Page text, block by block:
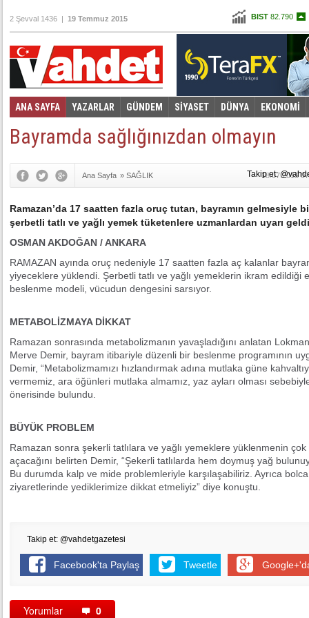
BIST 82.790
Altın97,867
Dolar 2,6530
Euro 2,8921
2 Şevval 1436 | 19 Temmuz 2015
ANA SAYFA YAZARLAR GÜNDEM SİYASET DÜNYA EKONOMİ
Foto Galeri Video Galeri
Bayramda sağlığınızdan olmayın
Ana Sayfa » SAĞLIK 18.07.2015
Ramazan’da 17 saatten fazla oruç tutan, bayramın gelmesiyle
şerbetli tatlı ve yağlı yemek tüketenlere uzmanlardan uyarı
OSMAN AKDOĞAN / ANKARA
RAMAZAN ayında oruç nedeniyle 17 saatten fazla aç kalanlar
yiyeceklere yüklendi. Şerbetli tatlı ve yağlı yemeklerin ikram edildiği
beslenme modeli, vücudun dengesini sarsıyor.
METABOLİZMAYA DİKKAT
Ramazan sonrasında metabolizmanın yavaşladığını anlatan
Merve Demir, bayram itibariyle düzenli bir beslenme programının
Demir, “Metabolizmamızı hızlandırmak adına mutlaka güne
vermemiz, ara öğünleri mutlaka almamız, yaz ayları olması
önerisinde bulundu.
BÜYÜK PROBLEM
Ramazan sonra şekerli tatlılara ve yağlı yemeklere yüklenmenin
açacağını belirten Demir, “Şekerli tatlılarda hem doymuş yağ
Bu durumda kalp ve mide problemleriyle karşılaşabiliriz. Ayrıca
ziyaretlerinde yediklerimize dikkat etmeliyiz” diye konuştu.
Takip et: @vahdetgazetesi
Facebook'ta Paylaş Tweetle
Yorumlar 0
Takip et: